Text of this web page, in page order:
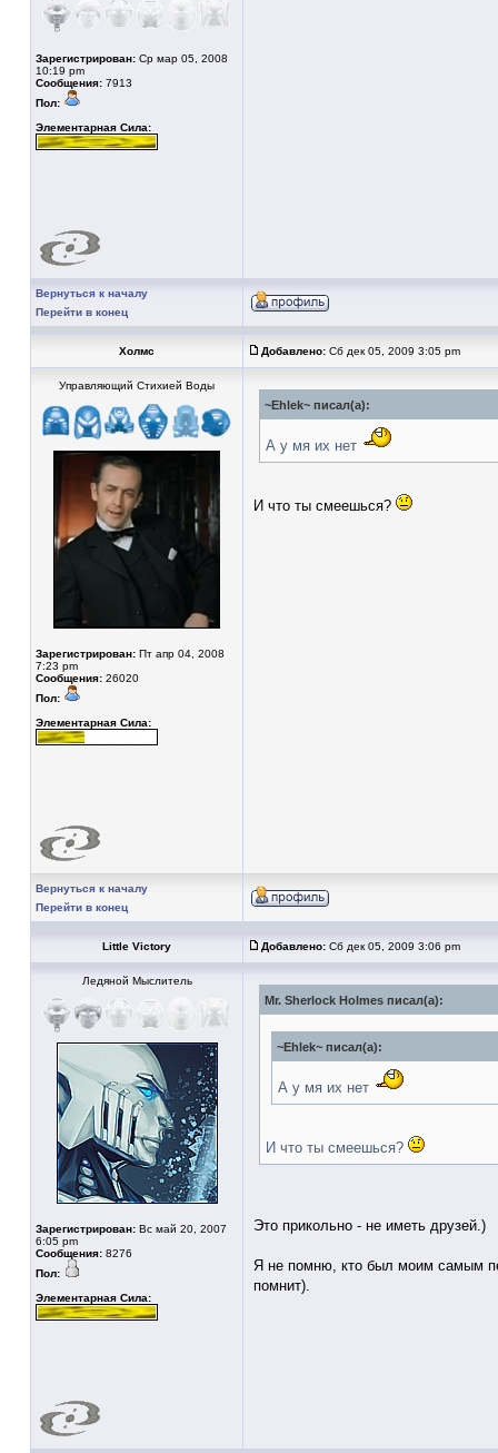
Зарегистрирован: Ср мар 05, 2008
10:19 pm
Сообщения: 7913
Пол:
Элементарная Сила:
Вернуться к началу
Перейти в конец
Холмс Добавлено: Сб дек 05, 2009 3:05 pm
Управляющий Стихией Воды
Зарегистрирован: Пт апр 04, 2008
7:23 pm
Сообщения: 26020
Пол:
Элементарная Сила:
~Ehlek~ писал(а):
А у мя их нет
И что ты смеешься?
Вернуться к началу
Перейти в конец
Little Victory Добавлено: Сб дек 05, 2009 3:06 pm
Ледяной Мыслитель
Зарегистрирован: Вс май 20, 2007
6:05 pm
Сообщения: 8276
Пол:
Элементарная Сила:
Mr. Sherlock Holmes писал(а):
~Ehlek~ писал(а):
А у мя их нет
И что ты смеешься?
Это прикольно - не иметь друзей.)
Я не помню, кто был моим самым
помнит).